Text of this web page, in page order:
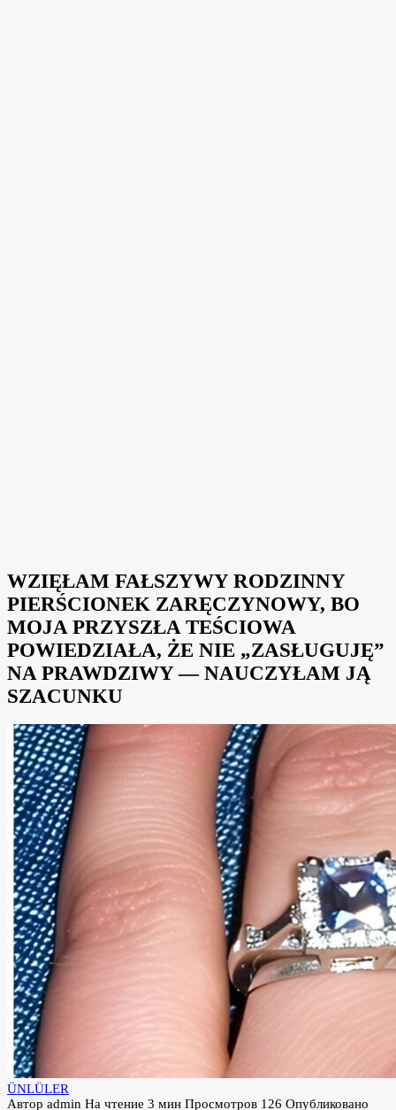
WZIĘŁAM FAŁSZYWY RODZINNY
PIERŚCIONEK ZARĘCZYNOWY, BO
MOJA PRZYSZŁA TEŚCIOWA
POWIEDZIAŁA, ŻE NIE „ZASŁUGUJĘ”
NA PRAWDZIWY — NAUCZYŁAM JĄ
SZACUNKU
ÜNLÜLER
Автор admin На чтение 3 мин Просмотров 126 Опубликовано